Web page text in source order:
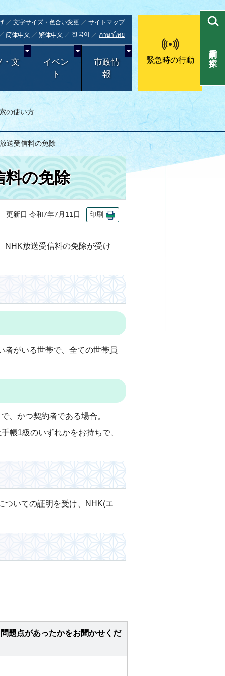
文字サイズ・色合い変更
サイトマップ
简体中文 繁体中文 한국어 ภาษาไทย
・文
イベン
ト
市政情
報
緊急時の行動
の使い方
目的別で探す
送受信料の免除
の免除
更新日 令和7年7月11日 印刷
NHK放送受信料の免除が受け
者がいる世帯で、全ての世帯員
、かつ契約者である場合。
帳1級のいずれかをお持ちで、
ついての証明を受け、NHK(エ
題点があったかをお聞かせくだ